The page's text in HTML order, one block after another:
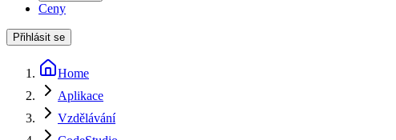
Ceny
Přihlásit se
Home
Aplikace
Vzdělávání